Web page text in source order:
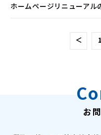
ホームページリニューアル
＜ 1
お